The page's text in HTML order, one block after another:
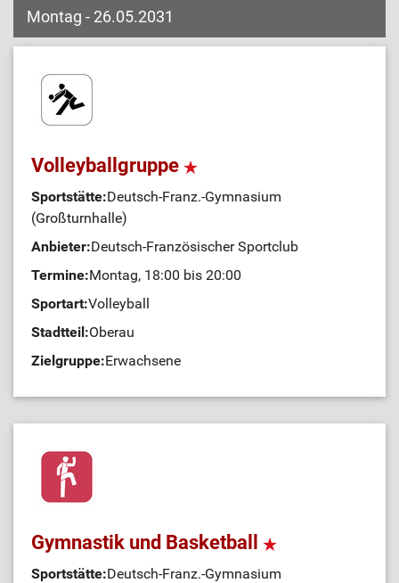
Montag - 26.05.2031
Volleyballgruppe
Sportstätte:Deutsch-Franz.-Gymnasium
(Großturnhalle)
Anbieter:Deutsch-Französischer Sportclub
Termine:Montag, 18:00 bis 20:00
Sportart:Volleyball
Stadtteil:Oberau
Zielgruppe:Erwachsene
Gymnastik und Basketball
Sportstätte:Deutsch-Franz.-Gymnasium